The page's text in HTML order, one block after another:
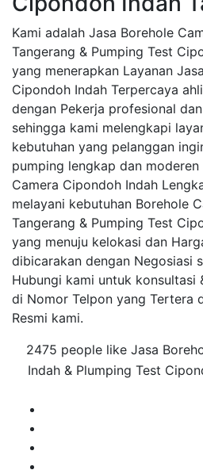
Kami adalah Jasa Borehole
Tangerang & Pumping Test
yang menerapkan Layanan
Cipondoh Indah Terpercaya
dengan Pekerja profesional
sehingga kami melengkapi
kebutuhan yang pelanggan
pumping lengkap dan
Camera Cipondoh Indah
melayani kebutuhan Borehole
Tangerang & Pumping Test
yang menuju kelokasi dan
dibicarakan dengan Negosiasi
Hubungi kami untuk konsultasi
di Nomor Telpon yang Tertera
Resmi kami.
2475 people like Jasa
Indah & Plumping Test